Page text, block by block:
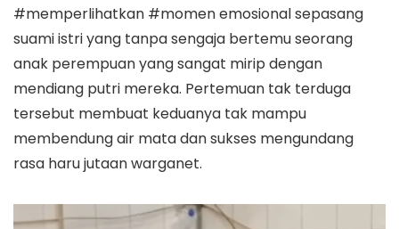
#memperlihatkan #momen emosional sepasang
suami istri yang tanpa sengaja bertemu seorang
anak perempuan yang sangat mirip dengan
mendiang putri mereka. Pertemuan tak terduga
tersebut membuat keduanya tak mampu
membendung air mata dan sukses mengundang
rasa haru jutaan warganet.